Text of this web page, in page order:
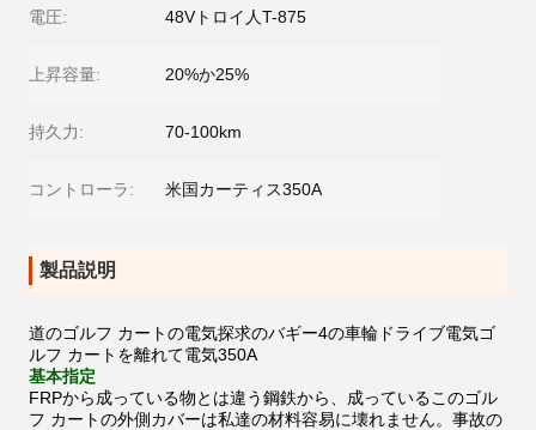
電圧: 48Vトロイ人T-875
上昇容量: 20%か25%
持久力: 70-100km
コントローラ: 米国カーティス350A
製品説明
道のゴルフ カートの電気探求のバギー4の車輪ドライブ電気ゴ
ルフ カートを離れて電気350A
基本指定
FRPから成っている物とは違う鋼鉄から、成っているこのゴル
フ カートの外側カバーは私達の材料容易に壊れません。事故の